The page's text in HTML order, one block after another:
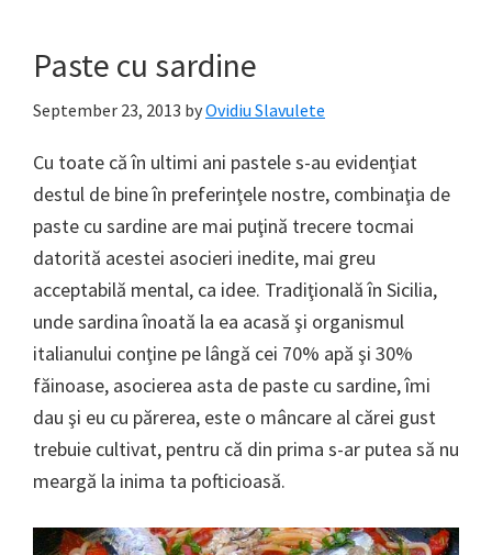
Paste cu sardine
September 23, 2013 byOvidiu Slavulete
Cu toate că în ultimi ani pastele s-au evidenţiat
destul de bine în preferinţele nostre, combinaţia de
paste cu sardine are mai puţină trecere tocmai
datorită acestei asocieri inedite, mai greu
acceptabilă mental, ca idee. Tradiţională în Sicilia,
unde sardina înoată la ea acasă şi organismul
italianului conţine pe lângă cei 70% apă şi 30%
făinoase, asocierea asta de paste cu sardine, îmi
dau şi eu cu părerea, este o mâncare al cărei gust
trebuie cultivat, pentru că din prima s-ar putea să nu
meargă la inima ta pofticioasă.